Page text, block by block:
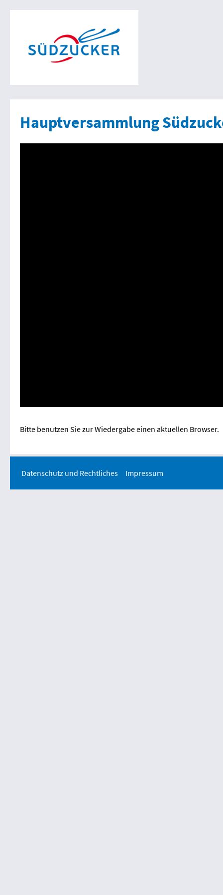
Hauptversammlung
Bitte benutzen Sie zur Wiedergabe einen aktuellen Browser.
Datenschutz und Rechtliches Impressum